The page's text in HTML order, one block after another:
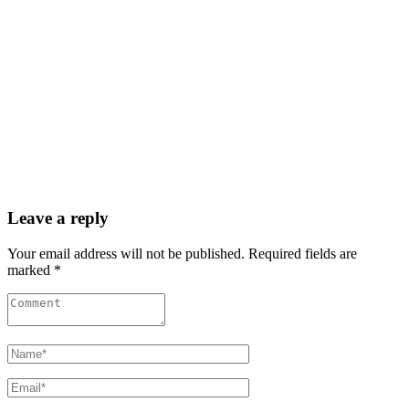
Leave a reply
Your email address will not be published. Required fields are
marked *